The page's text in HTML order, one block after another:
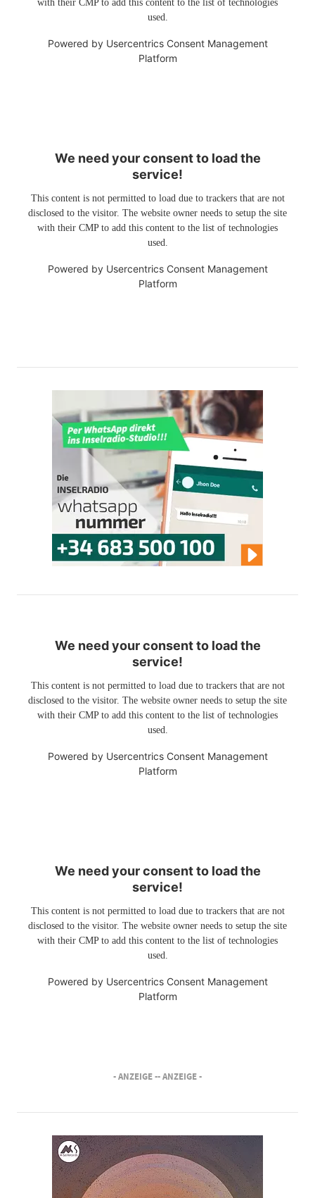
with their CMP to add this content to the list of technologies
used.
Powered by Usercentrics Consent Management
Platform
We need your consent to load the
service!
This content is not permitted to load due to trackers that are not
disclosed to the visitor. The website owner needs to setup the site
with their CMP to add this content to the list of technologies
used.
Powered by Usercentrics Consent Management
Platform
We need your consent to load the
service!
This content is not permitted to load due to trackers that are not
disclosed to the visitor. The website owner needs to setup the site
with their CMP to add this content to the list of technologies
used.
Powered by Usercentrics Consent Management
Platform
We need your consent to load the
service!
This content is not permitted to load due to trackers that are not
disclosed to the visitor. The website owner needs to setup the site
with their CMP to add this content to the list of technologies
used.
Powered by Usercentrics Consent Management
Platform
- ANZEIGE -- ANZEIGE -